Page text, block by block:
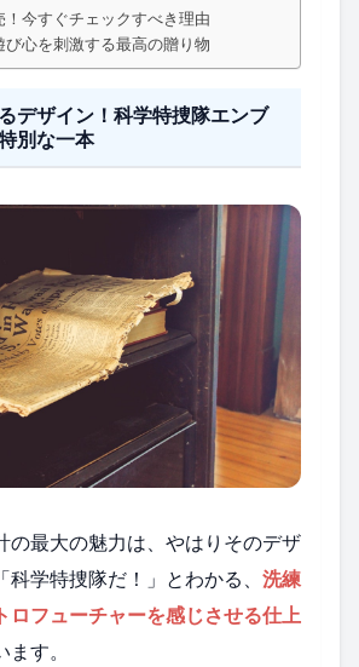
！今すぐチェックすべき理由
び心を刺激する最高の贈り物
デザイン！科学特捜隊エンブ
別な一本
の最大の魅力は、やはりそのデザ
学特捜隊だ！」とわかる、 洗練
ロフューチャーを感じさせる仕上
す。